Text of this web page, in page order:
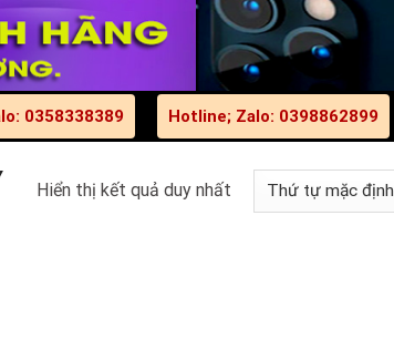
0358338389 Hotline; Zalo: 0398862899
Hiển thị kết quả duy nhất